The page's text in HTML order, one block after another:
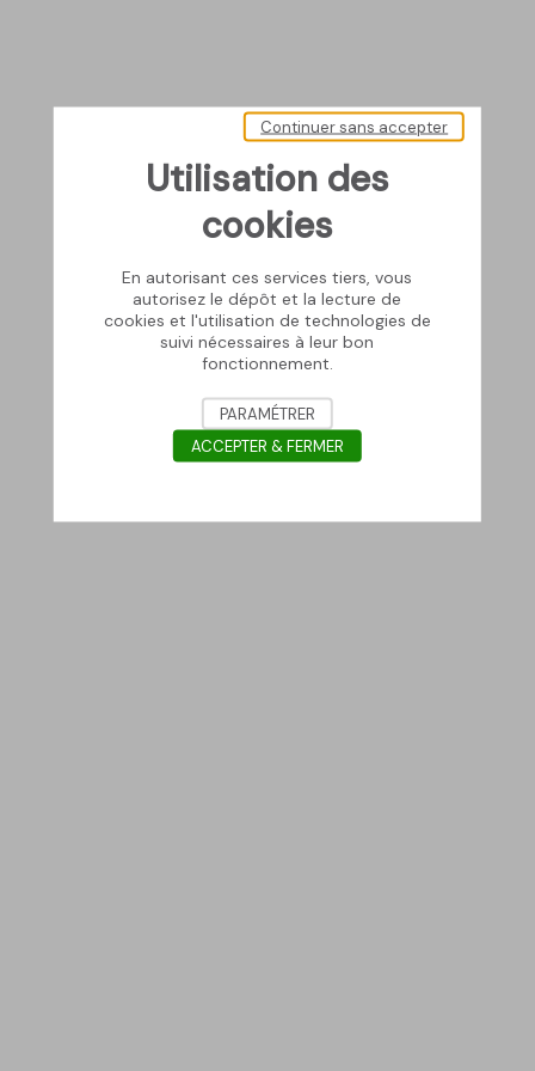
Utilisation des
cookies
En autorisant ces services tiers, vous
autorisez le dépôt et la lecture de
cookies et l'utilisation de technologies de
suivi nécessaires à leur bon
fonctionnement.
Continuer sans accepter
PARAMÉTRER
ACCEPTER & FERMER